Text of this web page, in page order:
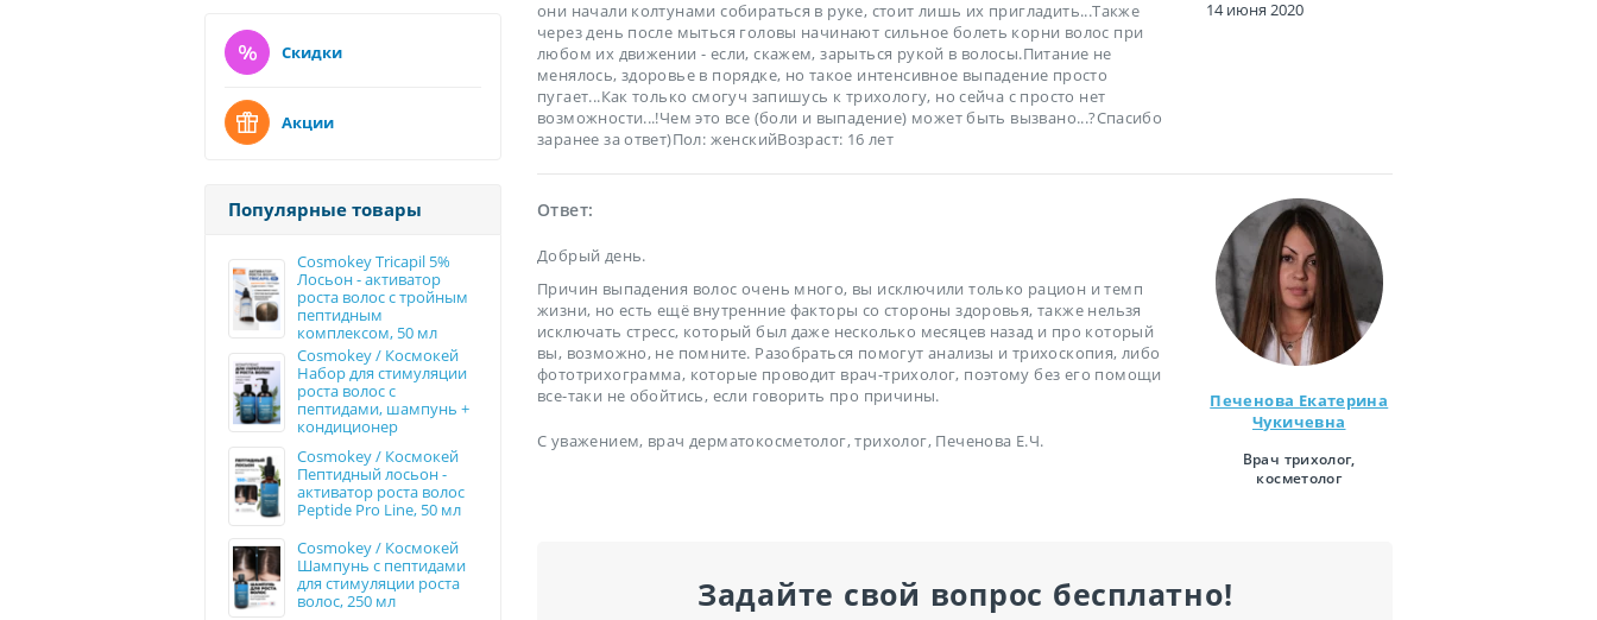
Скидки
Акции
Популярные товары
Cosmokey Tricapil 5%
Лосьон - активатор
роста волос с тройным
пептидным
комплексом, 50 мл
Cosmokey / Космокей
Набор для стимуляции
роста волос с
пептидами, шампунь +
кондиционер
Cosmokey / Космокей
Пептидный лосьон -
активатор роста волос
Peptide Pro Line, 50 мл
Cosmokey / Космокей
Шампунь с пептидами
для стимуляции роста
волос, 250 мл
14 июня 2020
они начали колтунами собираться в руке, стоит лишь их пригладить...Также
через день после мыться головы начинают сильное болеть корни волос при
любом их движении - если, скажем, зарыться рукой в волосы.Питание не
менялось, здоровье в порядке, но такое интенсивное выпадение просто
пугает...Как только смогуч запишусь к трихологу, но сейча с просто нет
возможности...!Чем это все (боли и выпадение) может быть вызвано...?Спасибо
заранее за ответ)Пол: женскийВозраст: 16 лет
Печенова Екатерина
Чукичевна
Врач трихолог,
косметолог
Ответ:
Добрый день.
Причин выпадения волос очень много, вы исключили только рацион и темп
жизни, но есть ещё внутренние факторы со стороны здоровья, также нельзя
исключать стресс, который был даже несколько месяцев назад и про который
вы, возможно, не помните. Разобраться помогут анализы и трихоскопия, либо
фототрихограмма, которые проводит врач-трихолог, поэтому без его помощи
все-таки не обойтись, если говорить про причины.
С уважением, врач дерматокосметолог, трихолог, Печенова Е.Ч.
Задайте свой вопрос бесплатно!